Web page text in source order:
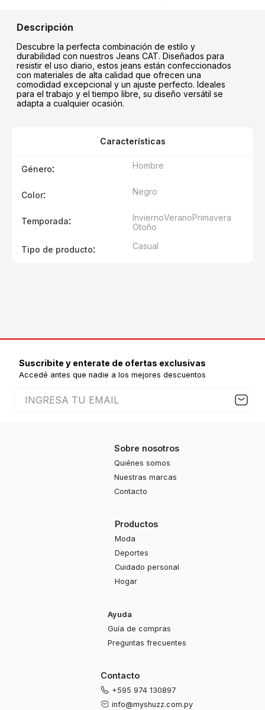
Descubre la perfecta combinación de estilo y
durabilidad con nuestros Jeans CAT. Diseñados para
resistir el uso diario, estos jeans están confeccionados
con materiales de alta calidad que ofrecen una
comodidad excepcional y un ajuste perfecto. Ideales
para el trabajo y el tiempo libre, su diseño versátil se
adapta a cualquier ocasión.
Características
Género: Hombre
Color: Negro
Temporada: InviernoVeranoPrimavera
Otoño
Tipo de producto: Casual
Suscribite y enterate de ofertas exclusivas
Accedé antes que nadie a los mejores descuentos
Sobre nosotros
Quiénes somos
Nuestras marcas
Contacto
Productos
Moda
Deportes
Cuidado personal
Hogar
Ayuda
Guía de compras
Preguntas frecuentes
Contacto
+595 974 130897
info@myshuzz.com.py